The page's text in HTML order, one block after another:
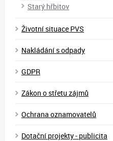
Starý hřbitov
Životní situace PVS
Nakládání s odpady
GDPR
Zákon o střetu zájmů
Ochrana oznamovatelů
Dotační projekty - publicita